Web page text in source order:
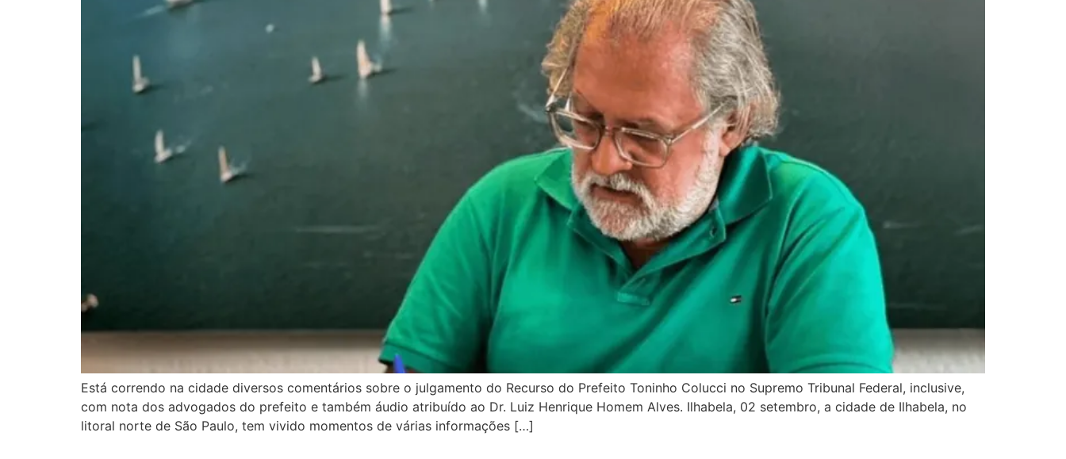
Está correndo na cidade diversos comentários sobre o julgamento do Recurso do Prefeito Toninho Colucci no Supremo Tribunal Federal, inclusive,
com nota dos advogados do prefeito e também áudio atribuído ao Dr. Luiz Henrique Homem Alves. Ilhabela, 02 setembro, a cidade de Ilhabela, no
litoral norte de São Paulo, tem vivido momentos de várias informações […]